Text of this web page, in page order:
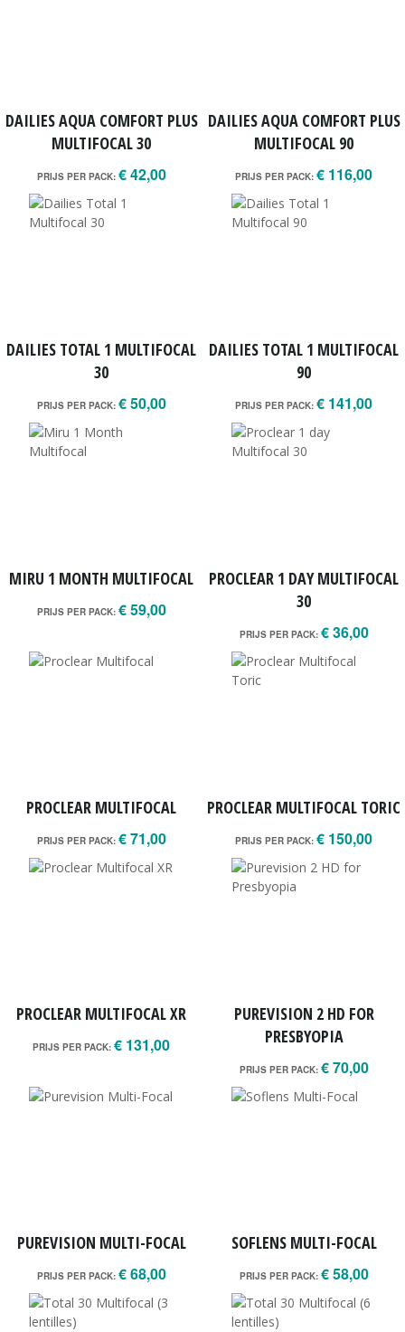
DAILIES AQUA COMFORT PLUS
MULTIFOCAL 30
PRIJS PER PACK: € 42,00
DAILIES AQUA COMFORT PLUS
MULTIFOCAL 90
PRIJS PER PACK: € 116,00
DAILIES TOTAL 1 MULTIFOCAL
30
PRIJS PER PACK: € 50,00
DAILIES TOTAL 1 MULTIFOCAL
90
PRIJS PER PACK: € 141,00
MIRU 1 MONTH MULTIFOCAL
PRIJS PER PACK: € 59,00
PROCLEAR 1 DAY MULTIFOCAL
30
PRIJS PER PACK: € 36,00
PROCLEAR MULTIFOCAL
PRIJS PER PACK: € 71,00
PROCLEAR MULTIFOCAL TORIC
PRIJS PER PACK: € 150,00
PROCLEAR MULTIFOCAL XR
PRIJS PER PACK: € 131,00
PUREVISION 2 HD FOR
PRESBYOPIA
PRIJS PER PACK: € 70,00
PUREVISION MULTI-FOCAL
PRIJS PER PACK: € 68,00
SOFLENS MULTI-FOCAL
PRIJS PER PACK: € 58,00